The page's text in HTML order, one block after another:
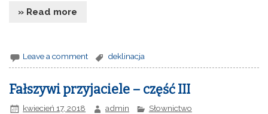
» Read more
Leave a comment deklinacja
Fałszywi przyjaciele – część III
kwiecień 17, 2018 admin Słownictwo